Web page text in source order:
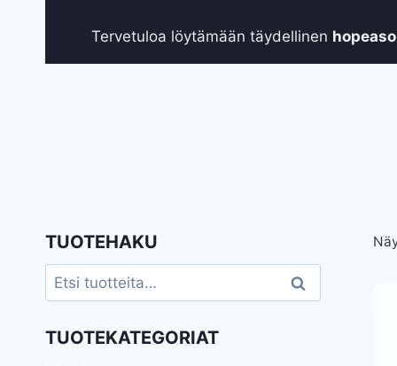
Tervetuloa löytämään täydellinen
TUOTEHAKU
Etsi: Haku
TUOTEKATEGORIAT